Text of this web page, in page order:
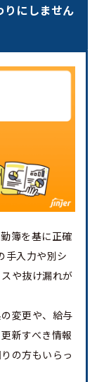
りにしません
簿を基に正確
手入力や別シ
や抜け漏れが
変更や、給与
新すべき情報
の方もいらっ